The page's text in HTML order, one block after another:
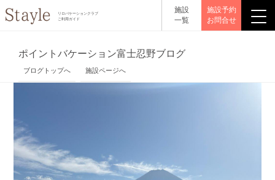
リロバケーションクラブ
ご利用ガイド
施設
一覧
施設予約
お問合せ
ポイントバケーション富士忍野ブログ
ブログトップへ 施設ページへ